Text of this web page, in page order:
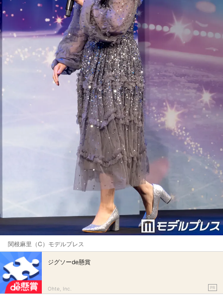
関根麻里（C）モデルプレス
ジグソーde懸賞
Ohte, Inc. PR